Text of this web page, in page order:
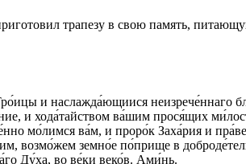
трапезу в свою память,
и наслажда́ющиися неизрече́ннаго
и хода́тайством ва́шим прося́щих
мо́лимся ва́м, и проро́к Заха́рия и
возмо́жем земно́е по́прище в
Ду́ха, во ве́ки веко́в. Ами́нь.